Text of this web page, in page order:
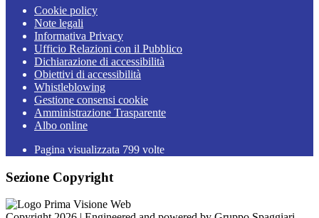
Cookie policy
Note legali
Informativa Privacy
Ufficio Relazioni con il Pubblico
Dichiarazione di accessibilità
Obiettivi di accessibilità
Whistleblowing
Gestione consensi cookie
Amministrazione Trasparente
Albo online
Pagina visualizzata 799 volte
Sezione Copyright